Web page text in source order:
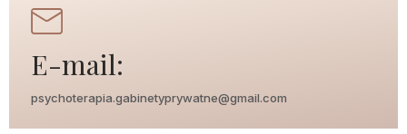
E-mail:
psychoterapia.gabinetyprywatne@gmail.com